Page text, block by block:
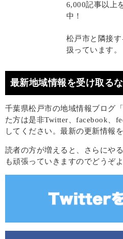
6,000記事以上
中！
松戸市と隣接
扱っています。
最新地域情報を受け取る
千葉県松戸市の地域情報ブログ
た方は是非Twitter、facebook、
してください。最新の更新情報
読者の方が増えると、さらにや
も頑張っていきますのでどうぞ